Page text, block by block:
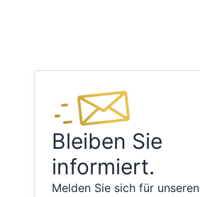
Bleiben Sie
informiert.
Melden Sie sich für unseren